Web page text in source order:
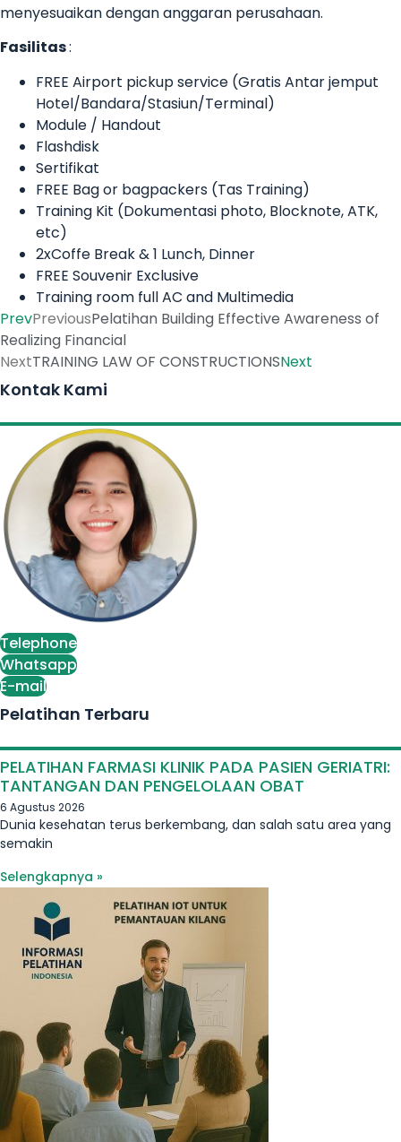
menyesuaikan dengan anggaran perusahaan.
Fasilitas:
FREE Airport pickup service (Gratis Antar jemput
Hotel/Bandara/Stasiun/Terminal)
Module / Handout
Flashdisk
Sertifikat
FREE Bag or bagpackers (Tas Training)
Training Kit (Dokumentasi photo, Blocknote, ATK,
etc)
2xCoffe Break & 1 Lunch, Dinner
FREE Souvenir Exclusive
Training room full AC and Multimedia
PrevPreviousPelatihan Building Effective Awareness of
Realizing Financial
NextTRAINING LAW OF CONSTRUCTIONSNext
Kontak Kami
Telephone
Whatsapp
E-mail
Pelatihan Terbaru
PELATIHAN FARMASI KLINIK PADA PASIEN GERIATRI:
TANTANGAN DAN PENGELOLAAN OBAT
6 Agustus 2026
Dunia kesehatan terus berkembang, dan salah satu area yang
semakin
Selengkapnya »